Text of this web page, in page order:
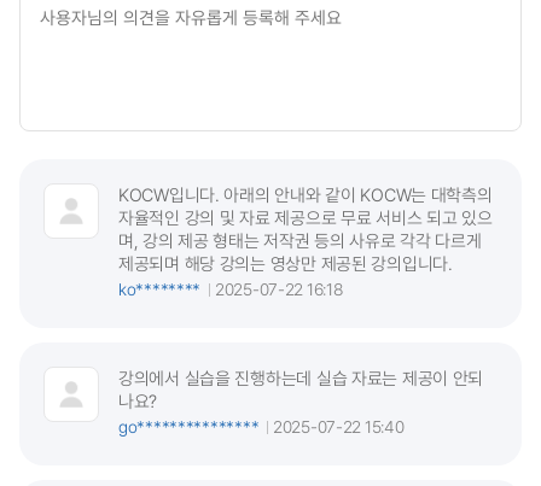
KOCW입니다. 아래의 안내와 같이 KOCW는 대학측의
자율적인 강의 및 자료 제공으로 무료 서비스 되고 있으
며, 강의 제공 형태는 저작권 등의 사유로 각각 다르게
제공되며 해당 강의는 영상만 제공된 강의입니다.
ko********
2025-07-22 16:18
강의에서 실습을 진행하는데 실습 자료는 제공이 안되
나요?
go***************
2025-07-22 15:40